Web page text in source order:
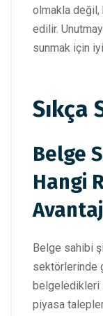
olmakla değil,
edilir.
sunmak için
Sıkça
Belge
Hangi
Belge sahibi
sektörlerinde
belgeledikleri
piyasa